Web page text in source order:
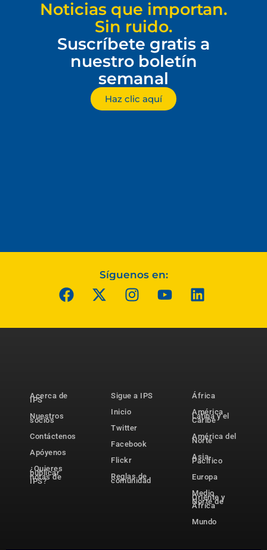
Noticias que importan.
Sin ruido.
Suscríbete gratis a
nuestro boletín
semanal
Haz clic aquí
Síguenos en:
Acerca de
IPS
Nuestros
socios
Contáctenos
Apóyenos
¿Quieres
publicar
notas de
IPS?
Sigue a IPS
Inicio
Twitter
Facebook
Flickr
Reglas de
comunidad
África
América
Latina y el
Caribe
América del
Norte
Asia-
Pacífico
Europa
Medio
Oriente y
Norte de
África
Mundo